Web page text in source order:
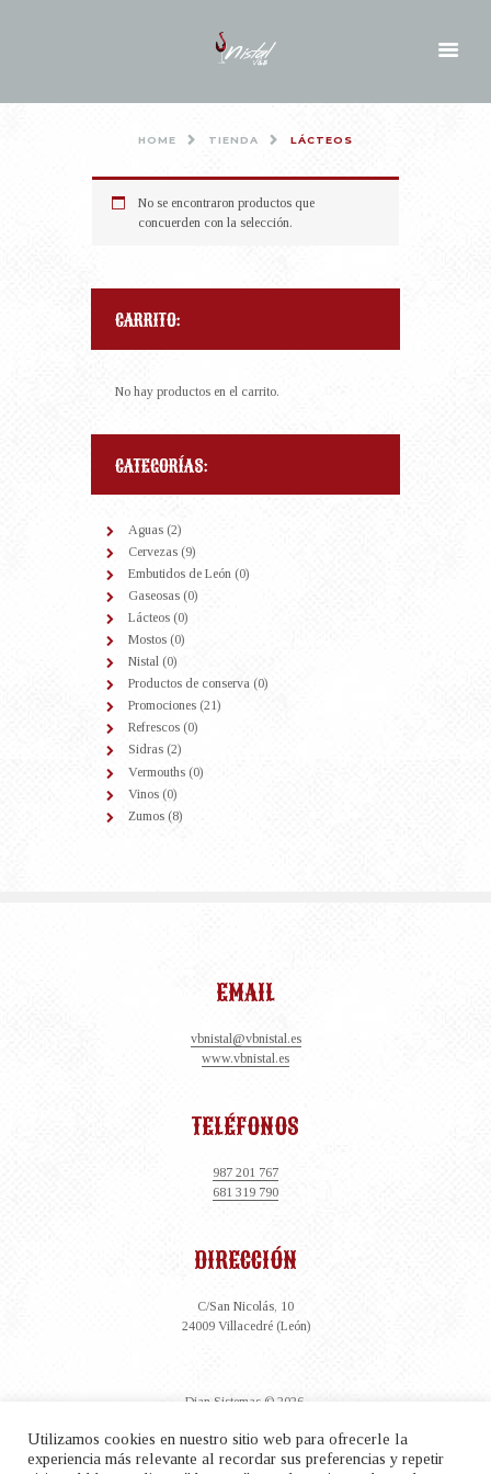
HOME TIENDA LÁCTEOS
No se encontraron productos que
concuerden con la selección.
CARRITO:
No hay productos en el carrito.
CATEGORÍAS:
Aguas (2)
Cervezas (9)
Embutidos de León (0)
Gaseosas (0)
Lácteos (0)
Mostos (0)
Nistal (0)
Productos de conserva (0)
Promociones (21)
Refrescos (0)
Sidras (2)
Vermouths (0)
Vinos (0)
Zumos (8)
EMAIL
vbnistal@vbnistal.es
www.vbnistal.es
TELÉFONOS
987 201 767
681 319 790
DIRECCIÓN
C/San Nicolás, 10
24009 Villacedré (León)
Dian Sistemas© 2026.
Términos y Condiciones
Utilizamos cookies en nuestro sitio web para ofrecerle la
experiencia más relevante al recordar sus preferencias y repetir